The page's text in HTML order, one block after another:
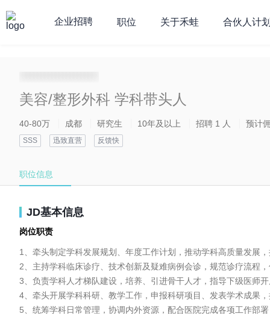
企业招聘 职位 关于禾蛙 合伙人计
美容/整形外科 学科带头人
40-80万 成都 研究生 10年及以上 招聘 1 人 预计
SSS 迅致直营 反馈快
职位信息
JD基本信息
岗位职责
1、牵头制定学科发展规划、年度工作计划，推动学科高质量发展
2、主持学科临床诊疗、技术创新及疑难病例会诊，规范诊疗流程
3、负责学科人才梯队建设，培养、引进骨干人才，指导下级医师
4、牵头开展学科科研、教学工作，申报科研项目、发表学术成果
5、统筹学科日常管理，协调内外资源，配合医院完成各项工作部